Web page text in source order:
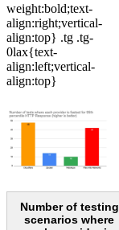
weight:bold;text-
align:right;vertical-
align:top} .tg .tg-
0lax{text-
align:left;vertical-
align:top}
Number of testing
scenarios where